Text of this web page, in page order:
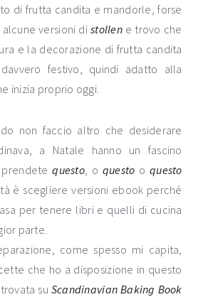
di frutta candita e mandorle, forse
versioni distollene trovo che
e la decorazione di frutta candita
festivo, quindi adatto alla
inizia proprio oggi.
non faccio altro che desiderare
a Natale hanno un fascino
prendetequesto, o questo o questo
è scegliere versioni ebook perché
per tenere libri e quelli di cucina
parte.
come spesso mi capita,
che ho a disposizione in questo
su Scandinavian Baking Book